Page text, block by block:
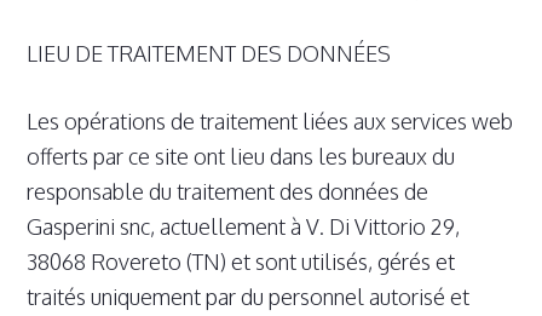
LIEU DE TRAITEMENT DES DONNÉES
Les opérations de traitement liées aux services web
offerts par ce site ont lieu dans les bureaux du
responsable du traitement des données de
Gasperini snc, actuellement à V. Di Vittorio 29,
38068 Rovereto (TN) et sont utilisés, gérés et
traités uniquement par du personnel autorisé et